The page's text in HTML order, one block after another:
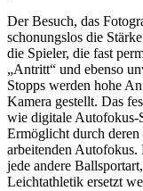
Der Besuch, das
schonungslos die
die Spieler, die fast
„Antritt“ und ebenso
Stopps werden hohe
Kamera gestellt. Das
wie digitale Autofokus-
Ermöglicht durch deren
arbeitenden
jede andere
Leichtathletik ersetzt